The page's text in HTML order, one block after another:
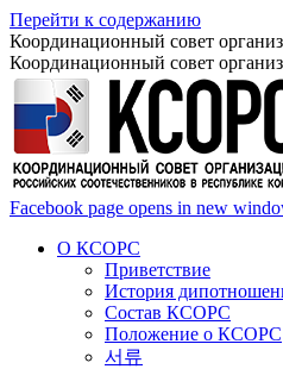
Перейти к содержанию
Координационный совет
Координационный совет
Facebook page opens in new
О КСОРС
Приветствие
История
Состав КСОРС
Положение о КСОРС
서류